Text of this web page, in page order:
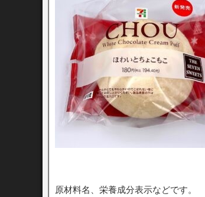
原材料名、栄養成分表示などです。